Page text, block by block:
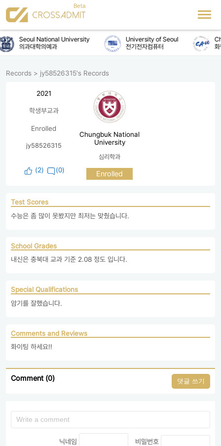
Seoul National University
의과대학의예과
University of Seoul
전기전자컴퓨터
화
Records > jy58526315's Records
2021
학생부교과
Enrolled
jy58526315
(2) (0)
Chungbuk National
University
심리학과
Enrolled
Test Scores
수능은 좀 많이 못봤지만 최저는 맞췄습니다.
School Grades
내신은 충북대 교과 기준 2.08 정도 입니다.
Special Qualifications
암기를 잘했습니다.
Comments and Reviews
화이팅 하세요!!
Comment (0) 댓글 쓰기
닉네임 비밀번호